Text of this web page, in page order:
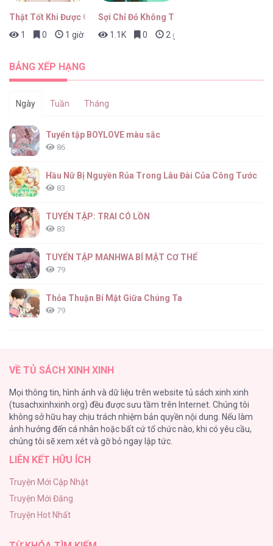
Thật Tốt Khi Được Gặp Em
1
0 1 giờ trước
Sợi Chỉ Đỏ Không Tàn
1.1K
0 2 giờ trước
BẢNG XẾP HẠNG
Ngày Tuần Tháng
Tuyển tập BOYLOVE màu sắc
86
Hầu Nữ Bị Nguyền Rủa Trong Lâu Đài Của Công Tước
83
TUYỂN TẬP: TRAI CÓ LỒN
83
TUYỂN TẬP MANHWA BÍ MẬT CƠ THỂ
79
Thỏa Thuận Bí Mật Giữa Chúng Ta
79
51
Bí Mật Thanh Xuân
51
Ảo Mộng tình yêu
Con Tim Rung Động
47
VỀ TỦ SÁCH XINH XINH
Mọi thông tin, hình ảnh và dữ liệu trên website tủ sách xinh xinh
(tusachxinhxinh.org) đều được sưu tầm trên Internet. Chúng tôi
không sở hữu hay chịu trách nhiệm bản quyền nội dung. Nếu làm
ảnh hưởng đến cá nhân hoặc bất cứ tổ chức nào, khi có yêu cầu,
chúng tôi sẽ xem xét và gỡ bỏ ngay lập tức.
LIÊN KẾT HỮU ÍCH
Truyện Mới Cập Nhật
Truyện Mới Đăng
Truyện Hot Nhất